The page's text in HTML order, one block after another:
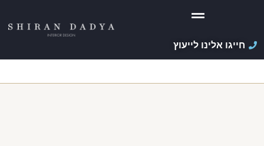
חייגו אלינו לייעוץ